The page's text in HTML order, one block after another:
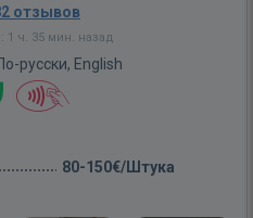
отзывов
1 ч. 35 мин. назад
русски, English
80-150€/Штука